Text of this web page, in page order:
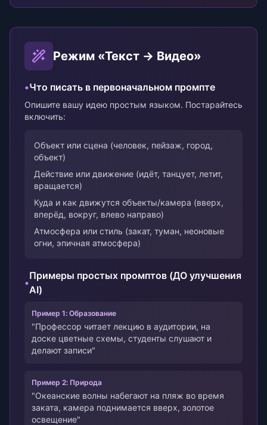
Режим «Текст → Видео»
•Что писать в первоначальном промпте
Опишите вашу идею простым языком. Постарайтесь
включить:
Объект или сцена (человек, пейзаж, город,
объект)
Действие или движение (идёт, танцует, летит,
вращается)
Куда и как движутся объекты/камера (вверх,
вперёд, вокруг, влево направо)
Атмосфера или стиль (закат, туман, неоновые
огни, эпичная атмосфера)
•
Примеры простых промптов (ДО улучшения
AI)
Пример 1: Образование
"Профессор читает лекцию в аудитории, на
доске цветные схемы, студенты слушают и
делают записи"
Пример 2: Природа
"Океанские волны набегают на пляж во время
заката, камера поднимается вверх, золотое
освещение"